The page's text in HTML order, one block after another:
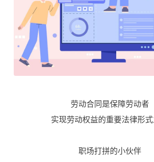
劳动合同是保障劳动者
实现劳动权益的重要法律形
职场打拼的小伙伴